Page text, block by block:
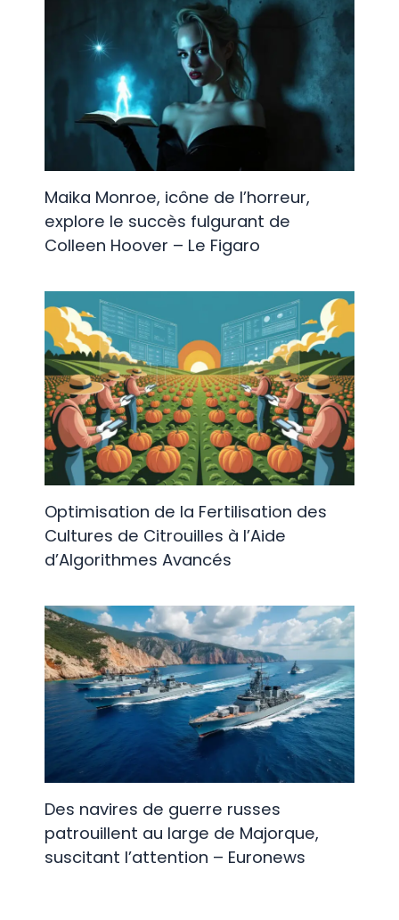
Maika Monroe, icône de l’horreur,
explore le succès fulgurant de
Colleen Hoover – Le Figaro
Optimisation de la Fertilisation des
Cultures de Citrouilles à l’Aide
d’Algorithmes Avancés
Des navires de guerre russes
patrouillent au large de Majorque,
suscitant l’attention – Euronews